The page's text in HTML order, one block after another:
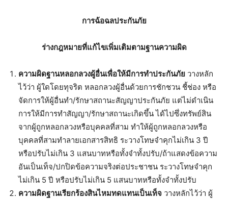
การฉ้อฉลประกันภัย
ร่างกฎหมายที่แก้ไขเพิ่มเติมตามฐานความผิด
ความผิดฐานหลอกลวงผู้อื่นเพื่อให้มีการทำประกันภัย วางหลัก
ไว้ว่า ผู้ใดโดยทุจริต หลอกลวงผู้อื่นด้วยการชักชวน ชี้ช่อง หรือ
จัดการให้ผู้อื่นทำ/รักษาสถานะสัญญาประกันภัย แต่ไม่ดำเนิน
การให้มีการทำสัญญา/รักษาสถานะเกิดขึ้น ได้ไปซึ่งทรัพย์สิน
จากผู้ถูกหลอกลวงหรือบุคคลที่สาม ทำให้ผู้ถูกหลอกลวงหรือ
บุคคลที่สามทำลายเอกสารสิทธิ ระวางโทษจำคุกไม่เกิน 3 ปี
หรือปรับไม่เกิน 3 แสนบาทหรือทั้งจำทั้งปรับ/ถ้าแสดงข้อความ
อันเป็นเท็จ/ปกปิดข้อความจริงต่อประชาชน ระวางโทษจำคุก
ไม่เกิน 5 ปี หรือปรับไม่เกิน 5 แสนบาทหรือทั้งจำทั้งปรับ
ความผิดฐานเรียกร้องสินไหมทดแทนเป็นเท็จ วางหลักไว้ว่า ผู้